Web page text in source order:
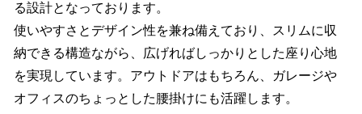
る設計となっております。
使いやすさとデザイン性を兼ね備えており、スリムに収
納できる構造ながら、広げればしっかりとした座り心地
を実現しています。アウトドアはもちろん、ガレージや
オフィスのちょっとした腰掛けにも活躍します。